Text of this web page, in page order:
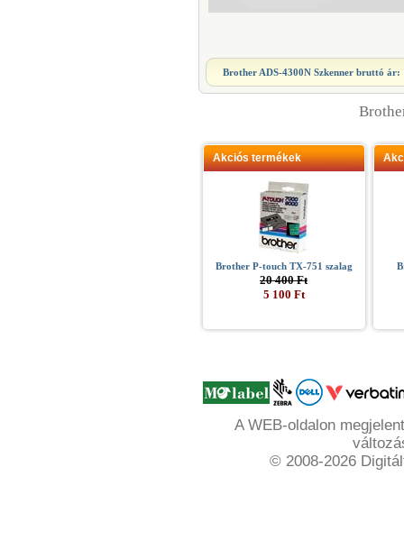
Brother ADS-4300N Szkenner bruttó ár:
Akciós termékek
Brother P-touch TX-751 szalag
20 400 Ft
5 100 Ft
A WEB-oldalon
© 2008-2026